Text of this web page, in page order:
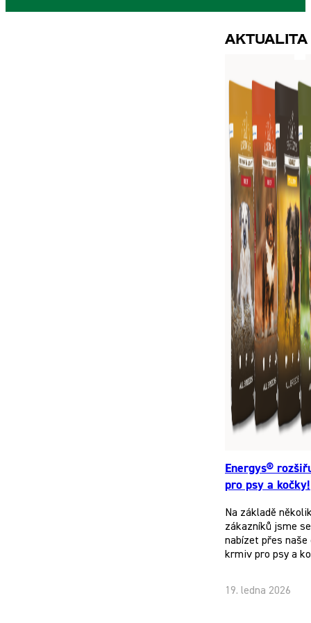
Aktualita
Energys®
pro psy a kočky!
Na základě
zákazníků jsme
nabízet přes
krmiv pro psy a
19. ledna 2026